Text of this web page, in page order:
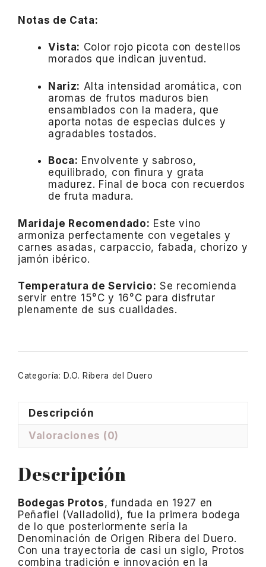
Notas de Cata:
Vista: Color rojo picota con destellos
morados que indican juventud.
Nariz: Alta intensidad aromática, con
aromas de frutos maduros bien
ensamblados con la madera, que
aporta notas de especias dulces y
agradables tostados.
Boca: Envolvente y sabroso,
equilibrado, con finura y grata
madurez. Final de boca con recuerdos
de fruta madura.
Maridaje Recomendado: Este vino
armoniza perfectamente con vegetales y
carnes asadas, carpaccio, fabada, chorizo y
jamón ibérico.
Temperatura de Servicio: Se recomienda
servir entre 15°C y 16°C para disfrutar
plenamente de sus cualidades.
Categoría: D.O. Ribera del Duero
Descripción
Valoraciones (0)
Descripción
Bodegas Protos, fundada en 1927 en
Peñafiel (Valladolid), fue la primera bodega
de lo que posteriormente sería la
Denominación de Origen Ribera del Duero.
Con una trayectoria de casi un siglo, Protos
combina tradición e innovación en la